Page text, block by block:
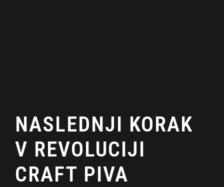
NASLEDNJI KORAK
V REVOLUCIJI
CRAFT PIVA